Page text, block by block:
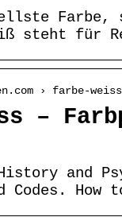
Farbe,
steht für
› farbe-weiss
–
and
Codes. How